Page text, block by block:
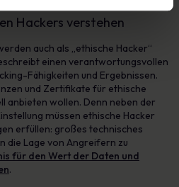
Hackers verstehen
auch als „ethische Hacker“
einen verantwortungsvollen
Fähigkeiten und Ergebnissen.
und Zertifikate für ethische
anbieten wollen. Denn neben der
müssen ethische Hacker
erfüllen: großes technisches
die Lage von Angreifern zu
für den Wert der Daten und
.